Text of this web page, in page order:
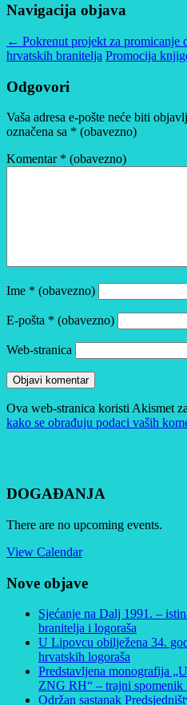
Navigacija objava
← Pokrenut projekt za promicanje
hrvatskih branitelja Promocija
Odgovori
Vaša adresa e-pošte neće biti
označena sa * (obavezno)
Komentar * (obavezno)
Ime * (obavezno)
E-pošta * (obavezno)
Web-stranica
Ova web-stranica koristi Akismet
kako se obrađuju podaci vaših
DOGAĐANJA
There are no upcoming events.
View Calendar
Nove objave
Sjećanje na Dalj 1991. –
branitelja i logoraša
U Lipovcu obilježena 34.
hrvatskih logoraša
Predstavljena monografija
ZNG RH“ – trajni spomenik
Održan sastanak